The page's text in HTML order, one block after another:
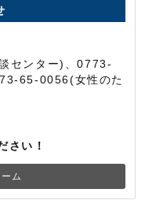
センター)、0773-
65-0056(女性のた
さい！
ム